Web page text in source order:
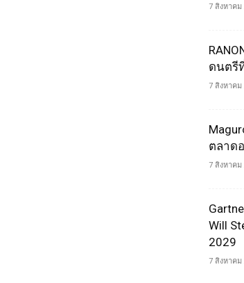
7 สิงหาคม
ดนตรี
7 สิงหาคม
ตลาด
7 สิงหาคม
Will
2029
7 สิงหาคม